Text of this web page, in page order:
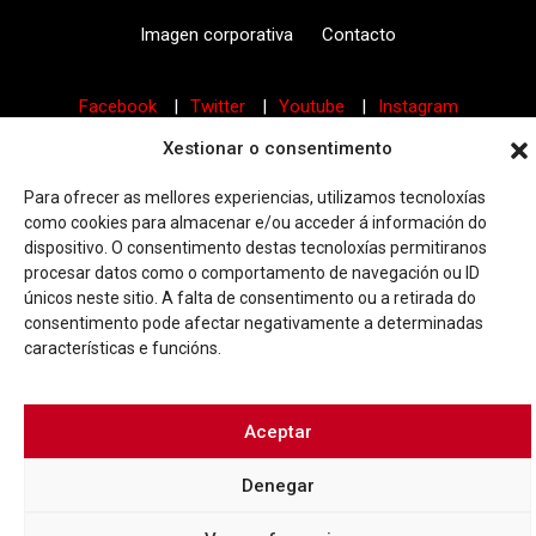
Xestionar o consentimento
Para ofrecer as mellores experiencias, utilizamos tecnoloxías
como cookies para almacenar e/ou acceder á información do
dispositivo. O consentimento destas tecnoloxías permitiranos
procesar datos como o comportamento de navegación ou ID
únicos neste sitio. A falta de consentimento ou a retirada do
consentimento pode afectar negativamente a determinadas
características e funcións.
Aceptar
Denegar
Imagen corporativa Contacto
Facebook Twitter Youtube
Instagram
info@consorciocascovellovigo.org
| T. 986 442 638
Política de privacidad